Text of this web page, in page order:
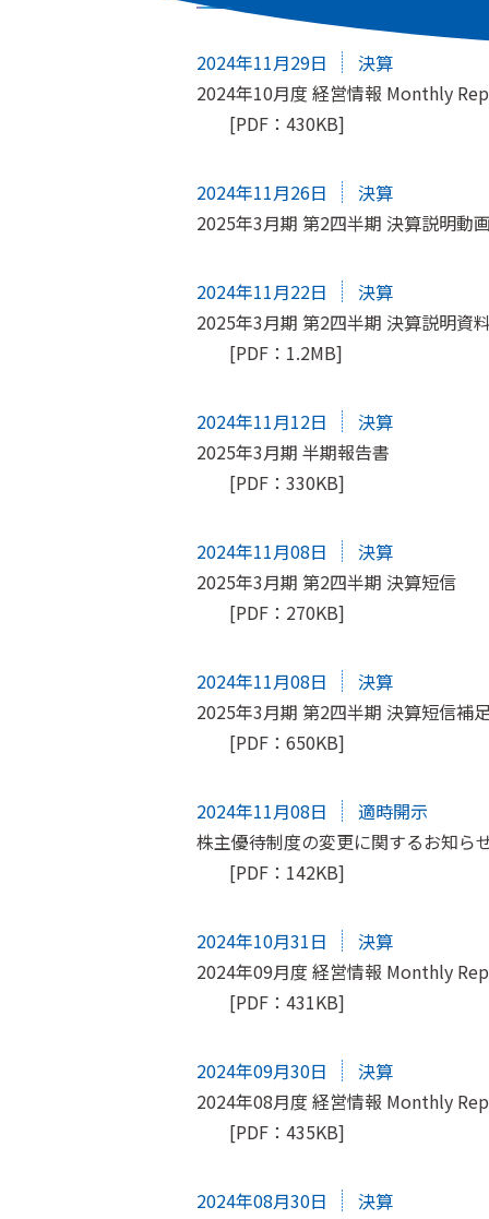
2024年11月29日
決算
2024年10月度 経営情報 Monthly
[PDF：430KB]
2024年11月26日
決算
2025年3月期 第2四半期 決算説明動画
2024年11月22日
決算
2025年3月期 第2四半期 決算説明資料
[PDF：1.2MB]
2024年11月12日
決算
2025年3月期 半期報告書
[PDF：330KB]
2024年11月08日
決算
2025年3月期 第2四半期 決算短信
[PDF：270KB]
2024年11月08日
決算
2025年3月期 第2四半期 決算短信補
[PDF：650KB]
2024年11月08日
適時開示
株主優待制度の変更に関するお知ら
[PDF：142KB]
2024年10月31日
決算
2024年09月度 経営情報 Monthly
[PDF：431KB]
2024年09月30日
決算
2024年08月度 経営情報 Monthly
[PDF：435KB]
2024年08月30日
決算